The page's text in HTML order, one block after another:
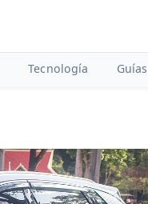
Tecnología Guías